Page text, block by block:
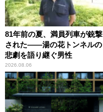
81年前の夏、満員列車が銃撃
された――湯の花トンネルの
悲劇を語り継ぐ男性
2026.08.06